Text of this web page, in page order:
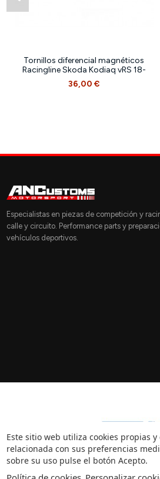
Tornillos diferencial magnéticos
Racingline Skoda Kodiaq vRS 18-
36,00 €
Especialistas en piezas de competición y
calle y circuito. Performance parts y
vehículos deportivos.
Este sitio web utiliza cookies propias
relacionada con sus preferencias
sobre su uso pulse el botón Acepto.